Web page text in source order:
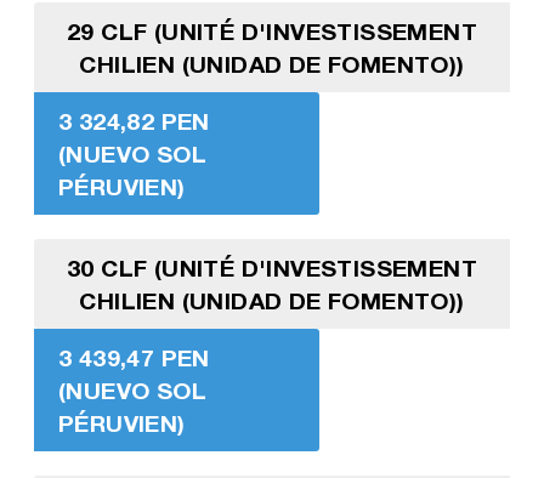
29 CLF (UNITÉ D'INVESTISSEMENT
CHILIEN (UNIDAD DE FOMENTO))
3 324,82 PEN
(NUEVO SOL
PÉRUVIEN)
30 CLF (UNITÉ D'INVESTISSEMENT
CHILIEN (UNIDAD DE FOMENTO))
3 439,47 PEN
(NUEVO SOL
PÉRUVIEN)